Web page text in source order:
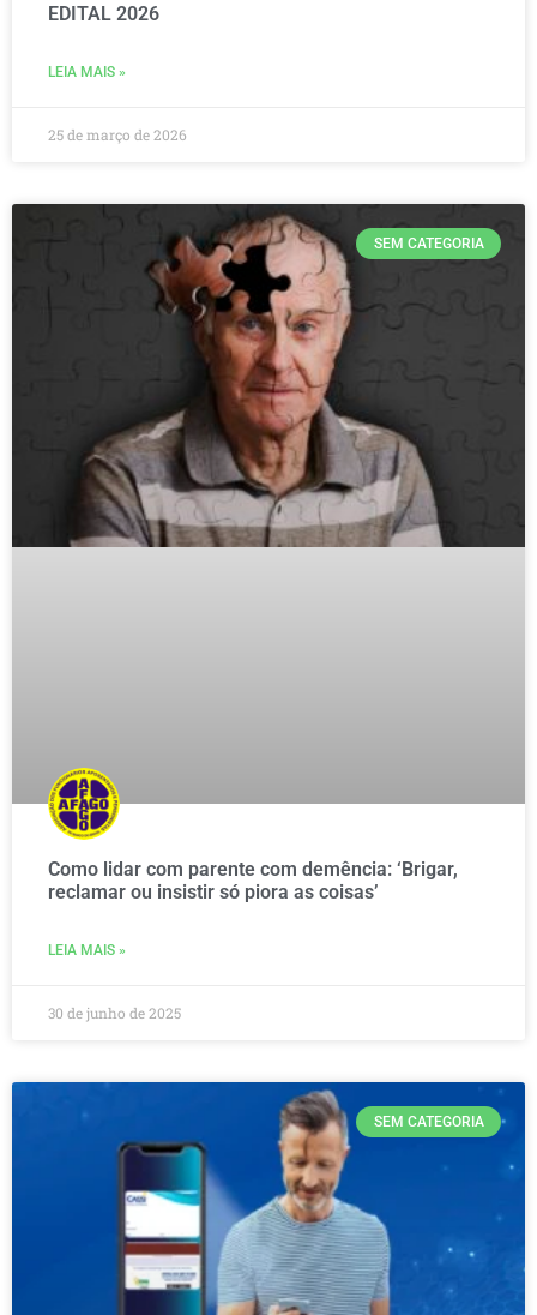
EDITAL 2026
LEIA MAIS »
25 de março de 2026
SEM CATEGORIA
Como lidar com parente com demência: ‘Brigar,
reclamar ou insistir só piora as coisas’
LEIA MAIS »
30 de junho de 2025
SEM CATEGORIA